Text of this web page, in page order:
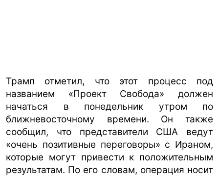
Трамп отметил, что этот процесс под
названием «Проект Свобода» должен
начаться в понедельник утром по
ближневосточному времени. Он также
сообщил, что представители США ведут
«очень позитивные переговоры» с Ираном,
которые могут привести к положительным
результатам. По его словам, операция носит